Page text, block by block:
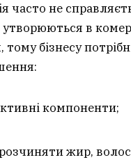
часто не
утворюються в
бізнесу
компоненти;
жир,